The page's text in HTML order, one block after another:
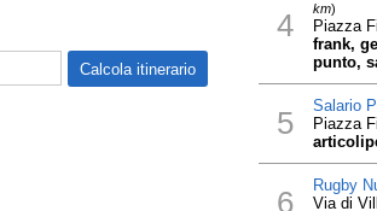
4
km)
Piazza
frank,
punto,
5 Salario
Piazza
6 Rugby
Via di